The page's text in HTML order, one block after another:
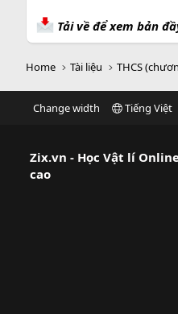
Tải về để xem bản
Home Tài liệu THCS
Change width Tiếng Việt
Zix.vn - Học Vật lí
cao